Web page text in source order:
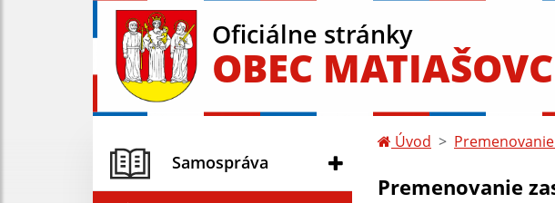
Oficiálne stránky
OBEC
Samospráva
Úvod
Premenovanie